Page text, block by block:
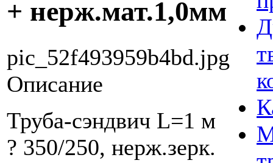
+ нерж.мат.1,0мм
pic_52f493959b4bd.jpg
Описание
Труба-сэндвич L=1 м
? 350/250, нерж.зерк.